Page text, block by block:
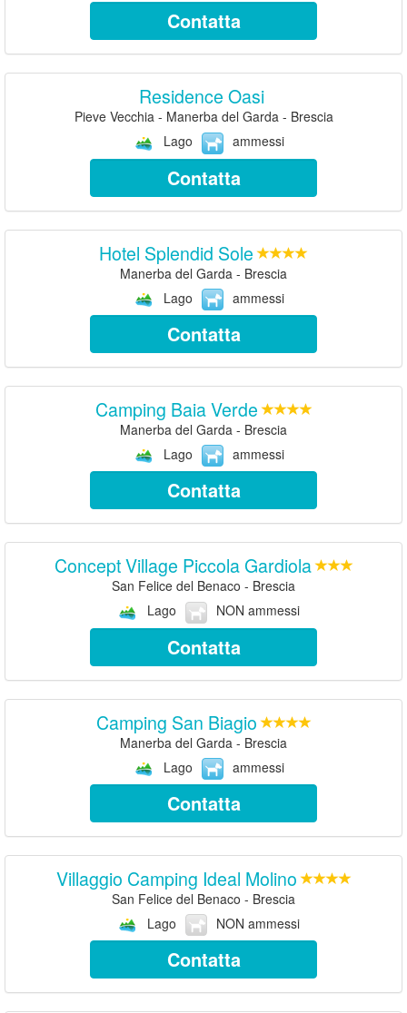
Contatta
Residence Oasi
Pieve Vecchia - Manerba del Garda - Brescia
Lago
ammessi
Contatta
Hotel Splendid Sole
Manerba del Garda - Brescia
Lago
ammessi
Contatta
Camping Baia Verde
Manerba del Garda - Brescia
Lago
ammessi
Contatta
Concept Village Piccola Gardiola
San Felice del Benaco - Brescia
Lago
NON ammessi
Contatta
Camping San Biagio
Manerba del Garda - Brescia
Lago
ammessi
Contatta
Villaggio Camping Ideal Molino
San Felice del Benaco - Brescia
Lago
NON ammessi
Contatta